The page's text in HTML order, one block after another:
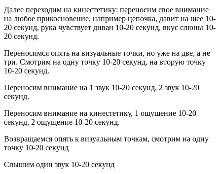
Далее переходим на кинестетику: переносим свое внимание
на любое прикосновение, например цепочка, давит на шее 10-
20 секунд, рука чувствует диван 10-20 секунд, вкус слюны 10-
20 секунд.
Переносимся опять на визуальные точки, но уже на две, а не
три. Смотрим на одну точку 10-20 секунд, на вторую точку
10-20 секунд.
Переносим внимание на 1 звук 10-20 секунд, 2 звук 10-20
секунд.
Переносим внимание на кинестетику, 1 ощущение 10-20
секунд, 2 ощущение 10-20 секунд.
Возвращаемся опять к визуальным точкам, смотрим на одну
точку 10-20 секунд
Слышим один звук 10-20 секунд